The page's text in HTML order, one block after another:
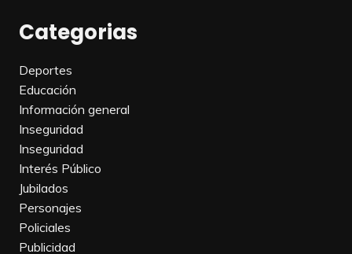
Categorias
Deportes
Educación
Información general
Inseguridad
Inseguridad
Interés Público
Jubilados
Personajes
Policiales
Publicidad